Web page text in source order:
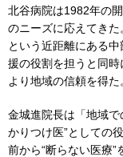
北谷病院は1982年の
のニーズに応えてき
という近距離にある
援の役割を担うと同時
より地域の信頼を得た
金城進院長は「地域
かりつけ医”としての
前から“断らない医療